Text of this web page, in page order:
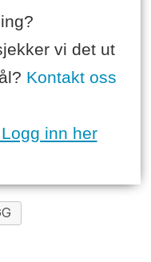
vi det ut
Kontakt oss
inn her